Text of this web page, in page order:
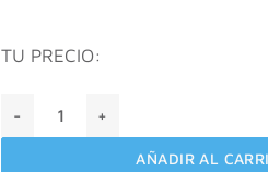
TU PRECIO:
AÑADIR AL